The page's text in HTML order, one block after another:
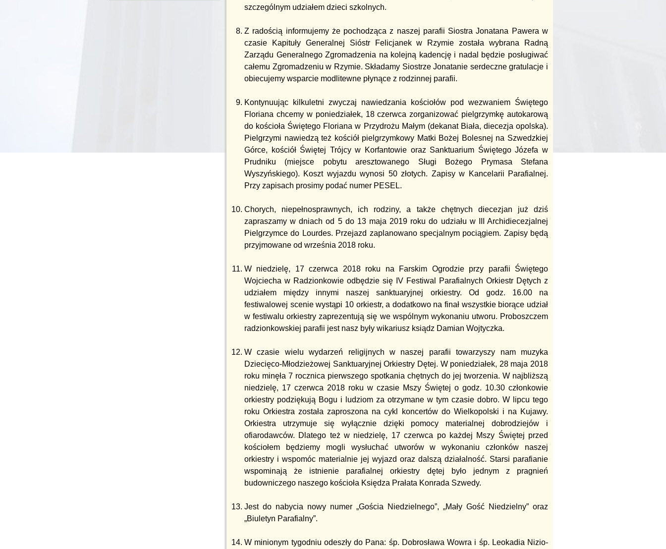
szczególnym udziałem dzieci szkolnych.
Z radością informujemy że pochodząca z naszej parafii Siostra Jonatana Pawera w
czasie Kapituły Generalnej Sióstr Felicjanek w Rzymie została wybrana Radną
Zarządu Generalnego Zgromadzenia na kolejną kadencję i nadal będzie posługiwać
całemu Zgromadzeniu w Rzymie. Składamy Siostrze Jonatanie serdeczne gratulacje i
obiecujemy wsparcie modlitewne płynące z rodzinnej parafii.
Kontynuując kilkuletni zwyczaj nawiedzania kościołów pod wezwaniem Świętego
Floriana chcemy w poniedziałek, 18 czerwca zorganizować pielgrzymkę autokarową
do kościoła Świętego Floriana w Przydrożu Małym (dekanat Biała, diecezja opolska).
Pielgrzymi nawiedzą też kościół pielgrzymkowy Matki Bożej Bolesnej na Szwedzkiej
Górce, kościół Świętej Trójcy w Korfantowie oraz Sanktuarium Świętego Józefa w
Prudniku (miejsce pobytu aresztowanego Sługi Bożego Prymasa Stefana
Wyszyńskiego). Koszt wyjazdu wynosi 50 złotych. Zapisy w Kancelarii Parafialnej.
Przy zapisach prosimy podać numer PESEL.
Chorych, niepełnosprawnych, ich rodziny, a także chętnych diecezjan już dziś
zapraszamy w dniach od 5 do 13 maja 2019 roku do udziału w III Archidiecezjalnej
Pielgrzymce do Lourdes. Przejazd zaplanowano specjalnym pociągiem. Zapisy będą
przyjmowane od września 2018 roku.
W niedzielę, 17 czerwca 2018 roku na Farskim Ogrodzie przy parafii Świętego
Wojciecha w Radzionkowie odbędzie się IV Festiwal Parafialnych Orkiestr Dętych z
udziałem między innymi naszej sanktuaryjnej orkiestry. Od godz. 16.00 na
festiwalowej scenie wystąpi 10 orkiestr, a dodatkowo na finał wszystkie biorące udział
w festiwalu orkiestry zaprezentują się we wspólnym wykonaniu utworu. Proboszczem
radzionkowskiej parafii jest nasz były wikariusz ksiądz Damian Wojtyczka.
W czasie wielu wydarzeń religijnych w naszej parafii towarzyszy nam muzyka
Dziecięco-Młodzieżowej Sanktuaryjnej Orkiestry Dętej. W poniedziałek, 28 maja 2018
roku minęła 7 rocznica pierwszego spotkania chętnych do jej tworzenia. W najbliższą
niedzielę, 17 czerwca 2018 roku w czasie Mszy Świętej o godz. 10.30 członkowie
orkiestry podziękują Bogu i ludziom za otrzymane w tym czasie dobro. W lipcu tego
roku Orkiestra została zaproszona na cykl koncertów do Wielkopolski i na Kujawy.
Orkiestra utrzymuje się wyłącznie dzięki pomocy materialnej dobrodziejów i
ofiarodawców. Dlatego też w niedzielę, 17 czerwca po każdej Mszy Świętej przed
kościołem będziemy mogli wysłuchać utworów w wykonaniu członków naszej
orkiestry i wspomóc materialnie jej wyjazd oraz dalszą działalność. Starsi parafianie
wspominają że istnienie parafialnej orkiestry dętej było jednym z pragnień
budowniczego naszego kościoła Księdza Prałata Konrada Szwedy.
Jest do nabycia nowy numer „Gościa Niedzielnego”, „Mały Gość Niedzielny” oraz
„Biuletyn Parafialny”.
W minionym tygodniu odeszły do Pana: śp. Dobrosława Wowra i śp. Leokadia Nizio-